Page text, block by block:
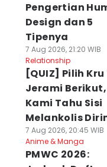
Pengertian
Design dan 5
Tipenya
7 Aug 2026, 21:20 WIB
Relationship
[QUIZ] Pilih
Jerami Berikut,
Kami Tahu Sisi
Melankolis
7 Aug 2026, 20:45 WIB
Anime & Manga
PMWC 2026: